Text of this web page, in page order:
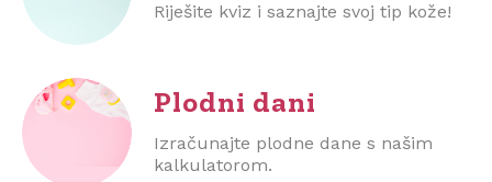
Riješite kviz i saznajte svoj tip kože!
Plodni dani
Izračunajte plodne dane s našim
kalkulatorom.